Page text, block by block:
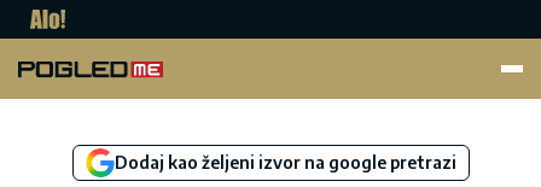
Dodaj kao željeni izvor na google pretrazi